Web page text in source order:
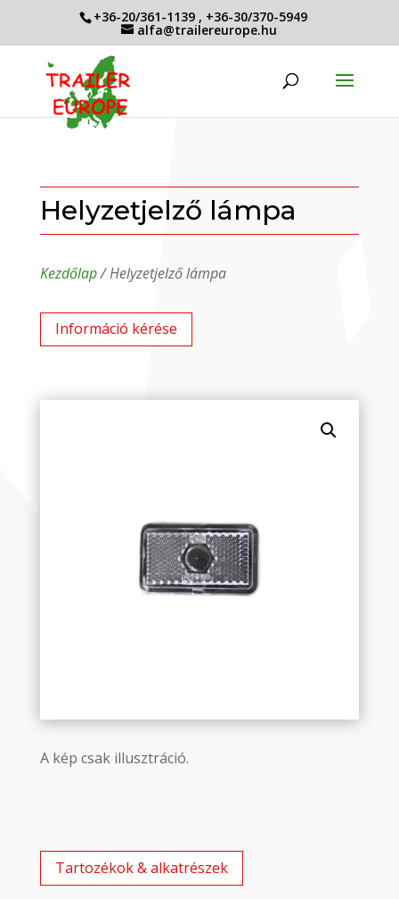
+36-20/361-1139 , +36-30/370-5949
alfa@trailereurope.hu
Helyzetjelző lámpa
Kezdőlap/ Helyzetjelző lámpa
Információ kérése
A kép csak illusztráció.
Tartozékok & alkatrészek